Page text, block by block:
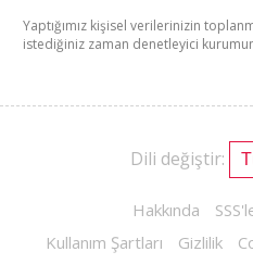
Yaptığımız kişisel verilerinizin
istediğiniz zaman denetleyici
Dili değiştir:
Hakkında
Kullanım Şartları
Gizlilik